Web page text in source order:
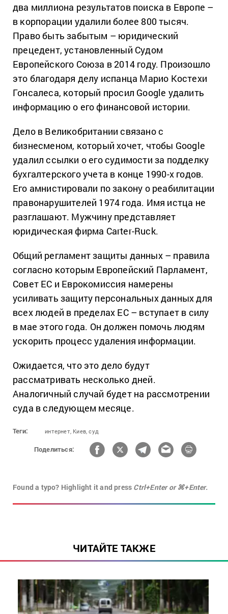
два миллиона результатов поиска в Европе –
в корпорации удалили более 800 тысяч.
Право быть забытым – юридический
прецедент, установленный Судом
Европейского Союза в 2014 году. Произошло
это благодаря делу испанца Марио Костехи
Гонсалеса, который просил Google удалить
информацию о его финансовой истории.
Дело в Великобритании связано с
бизнесменом, который хочет, чтобы Google
удалил ссылки о его судимости за подделку
бухгалтерского учета в конце 1990-х годов.
Его амнистировали по закону о реабилитации
правонарушителей 1974 года. Имя истца не
разглашают. Мужчину представляет
юридическая фирма Carter-Ruck.
Общий регламент защиты данных – правила
согласно которым Европейский Парламент,
Совет ЕС и Еврокомиссия намерены
усиливать защиту персональных данных для
всех людей в пределах ЕС – вступает в силу
в мае этого года. Он должен помочь людям
ускорить процесс удаления информации.
Ожидается, что это дело будут
рассматривать несколько дней.
Аналогичный случай будет на рассмотрении
суда в следующем месяце.
Теги: интернет, Киев, суд
Поделиться:
Found a typo? Highlight it and press Ctrl+Enter or ⌘+Enter.
ЧИТАЙТЕ ТАКЖЕ